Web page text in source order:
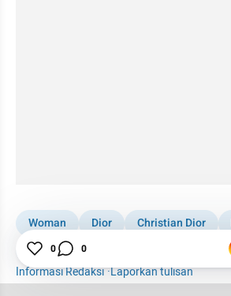
Woman Dior Christian Dior
Fashion Show
Meksiko
Informasi Redaksi·Laporkan tulisan
0 0